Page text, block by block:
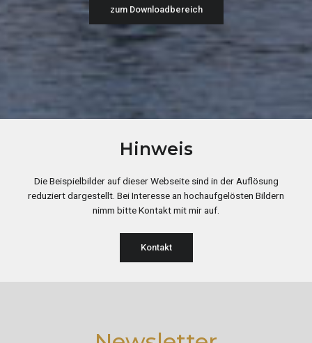
zum Downloadbereich
Hinweis
Die Beispielbilder auf dieser Webseite sind in der Auflösung
reduziert dargestellt. Bei Interesse an hochaufgelösten Bildern
nimm bitte Kontakt mit mir auf.
Kontakt